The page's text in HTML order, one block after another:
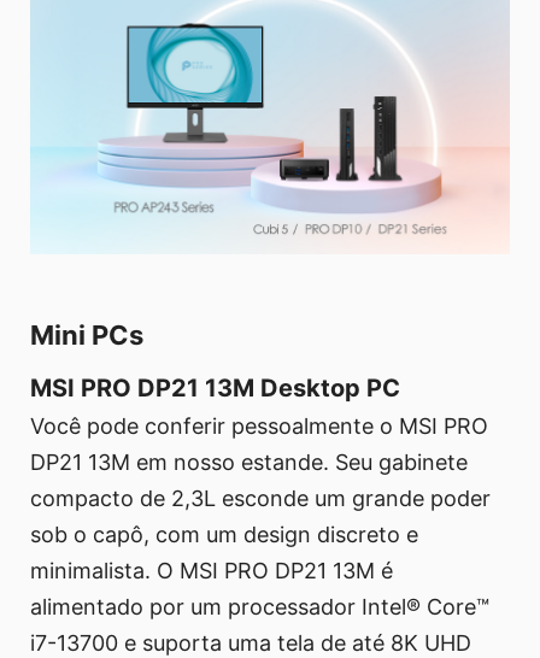
Mini PCs
MSI PRO DP21 13M Desktop PC
Você pode conferir pessoalmente o MSI PRO
DP21 13M em nosso estande. Seu gabinete
compacto de 2,3L esconde um grande poder
sob o capô, com um design discreto e
minimalista. O MSI PRO DP21 13M é
alimentado por um processador Intel® Core™
i7-13700 e suporta uma tela de até 8K UHD